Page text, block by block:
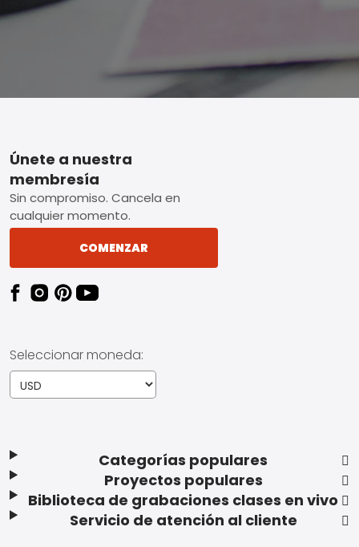
Footer
Categorías populares
Proyectos populares
Biblioteca de grabaciones clases en vivo
Servicio de atención al cliente
Únete a nuestra
membresía
Sin compromiso. Cancela en
cualquier momento.
COMENZAR
Seleccionar moneda: